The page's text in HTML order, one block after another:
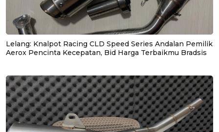
Lelang: Knalpot Racing CLD Speed Series Andalan Pemilik
Aerox Pencinta Kecepatan, Bid Harga Terbaikmu Bradsis